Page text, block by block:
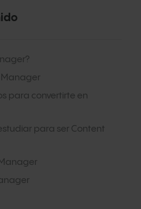
Manager
para convertirte en
para ser Content